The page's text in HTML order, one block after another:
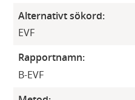
Alternativt sökord:
EVF
Rapportnamn:
B-EVF